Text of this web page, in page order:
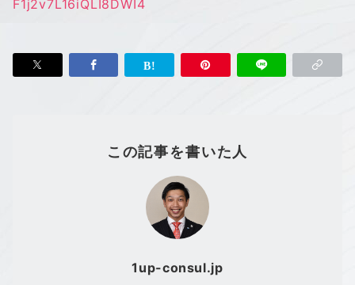
F1j2v7L16iQLI8DWI4
この記事を書いた人
1up-consul.jp